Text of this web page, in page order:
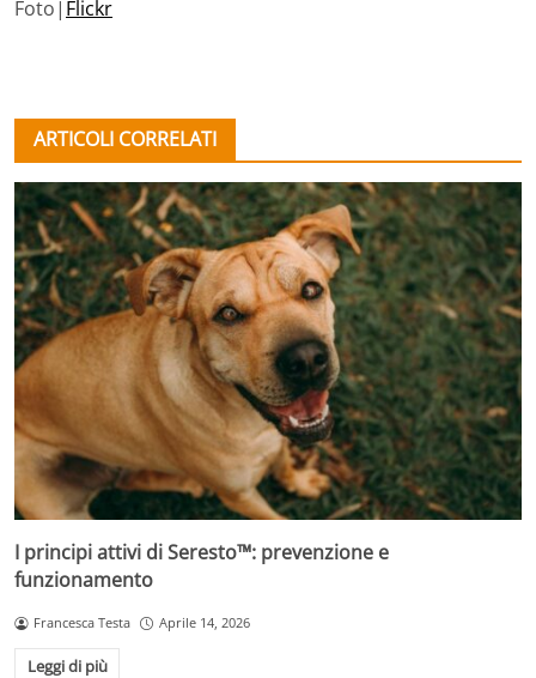
Foto| Flickr
ARTICOLI CORRELATI
I principi attivi di Seresto™: prevenzione e
funzionamento
Francesca Testa Aprile 14, 2026
Leggi di più